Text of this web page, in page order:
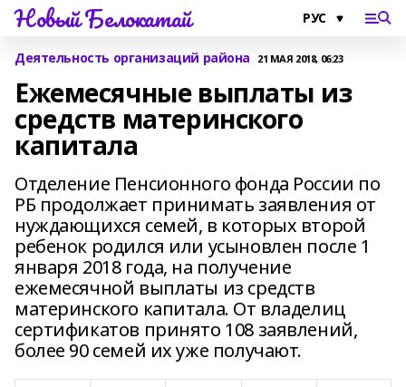
Новый Белокатай
Деятельность организаций района 21 МАЯ 2018, 06:23
Ежемесячные выплаты из
средств материнского
капитала
Отделение Пенсионного фонда России по
РБ продолжает принимать заявления от
нуждающихся семей, в которых второй
ребенок родился или усыновлен после 1
января 2018 года, на получение
ежемесячной выплаты из средств
материнского капитала. От владелиц
сертификатов принято 108 заявлений,
более 90 семей их уже получают.